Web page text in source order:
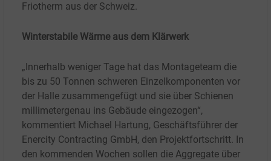
Friotherm aus der Schweiz.
Winterstabile Wärme aus dem Klärwerk
„Innerhalb weniger Tage hat das Montageteam die
bis zu 50 Tonnen schweren Einzelkomponenten vor
der Halle zusammengefügt und sie über Schienen
millimetergenau ins Gebäude eingezogen“,
kommentiert Michael Hartung, Geschäftsführer der
Enercity Contracting GmbH, den Projektfortschritt. In
den kommenden Wochen sollen die Aggregate über